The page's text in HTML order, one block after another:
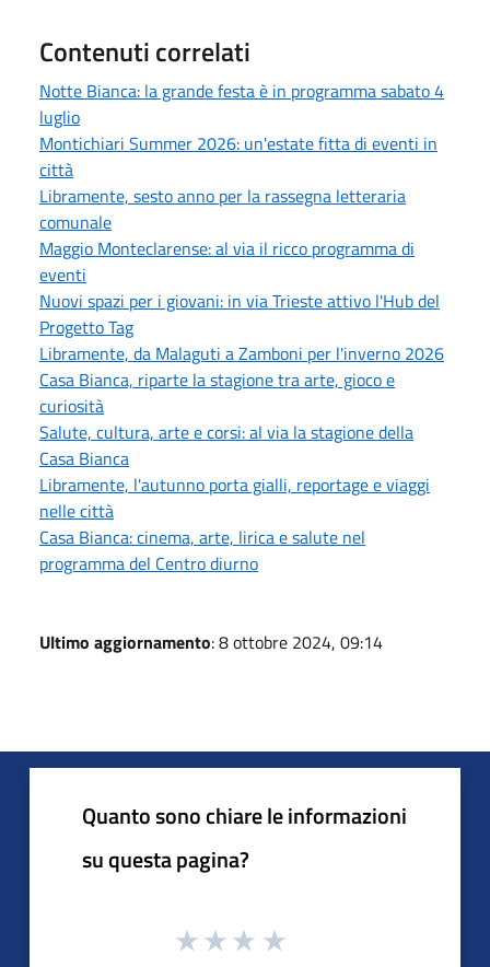
Contenuti correlati
Notte Bianca: la grande festa è in programma sabato 4
luglio
Montichiari Summer 2026: un'estate fitta di eventi in
città
Libramente, sesto anno per la rassegna letteraria
comunale
Maggio Monteclarense: al via il ricco programma di
eventi
Nuovi spazi per i giovani: in via Trieste attivo l'Hub del
Progetto Tag
Libramente, da Malaguti a Zamboni per l'inverno 2026
Casa Bianca, riparte la stagione tra arte, gioco e
curiosità
Salute, cultura, arte e corsi: al via la stagione della
Casa Bianca
Libramente, l'autunno porta gialli, reportage e viaggi
nelle città
Casa Bianca: cinema, arte, lirica e salute nel
programma del Centro diurno
Ultimo aggiornamento: 8 ottobre 2024, 09:14
Quanto sono chiare le informazioni
su questa pagina?